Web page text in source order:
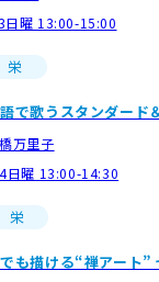
日曜 13:00-15:00
栄
で歌うスタンダード
万里子
日曜 13:00-14:30
栄
も描ける“禅アート”